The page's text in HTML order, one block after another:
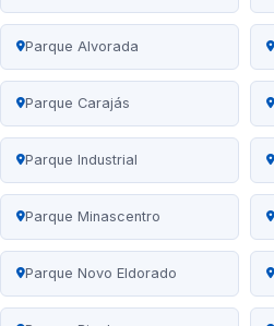
Parque Alvorada
Parque Carajás
Parque Industrial
Parque Minascentro
Parque Novo Eldorado